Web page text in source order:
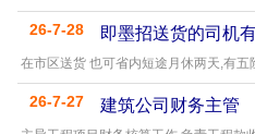
26-7-28 即墨招送货的司机
在市区送货 也可省内短途月休两天,有
26-7-27 建筑公司财务主管